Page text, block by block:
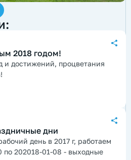
2018 годом!
достижений, процветания
дни
день в 2017 г, работаем
по 202018-01-08 - выходные